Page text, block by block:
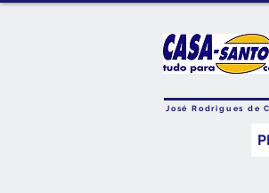
José Rodrigues de